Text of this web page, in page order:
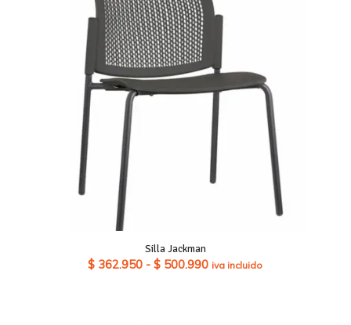
Silla Jackman
$ 362.950 - $ 500.990Rango
iva incluido